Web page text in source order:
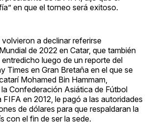
en que el torneo será exitoso.
a declinar referirse
de 2022 en Catar, que también
luego de un reporte del
Times en Gran Bretaña en el que se
Mohamed Bin Hammam,
Confederación Asiática de Fútbol
en 2012, le pagó a las autoridades
de dólares para que respaldaran la
con el fin de ser la sede.